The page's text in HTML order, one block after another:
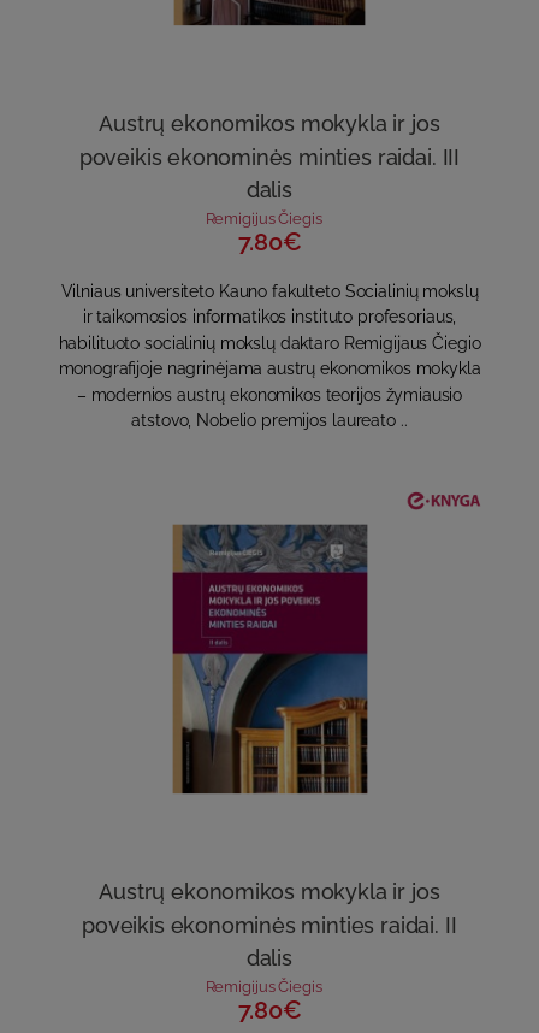
Austrų ekonomikos mokykla ir jos
poveikis ekonominės minties raidai. III
dalis
Remigijus Čiegis
7.80€
Vilniaus universiteto Kauno fakulteto Socialinių mokslų
ir taikomosios informatikos instituto profesoriaus,
habilituoto socialinių mokslų daktaro Remigijaus Čiegio
monografijoje nagrinėjama austrų ekonomikos mokykla
– modernios austrų ekonomikos teorijos žymiausio
atstovo, Nobelio premijos laureato ..
Austrų ekonomikos mokykla ir jos
poveikis ekonominės minties raidai. II
dalis
Remigijus Čiegis
7.80€